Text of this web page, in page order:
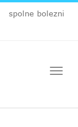
spolne bolezni